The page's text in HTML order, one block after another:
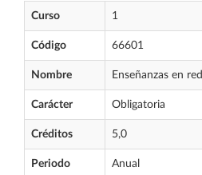
Curso 1
Código 66601
Nombre Enseñanzas en red
Carácter Obligatoria
Créditos 5,0
Periodo Anual